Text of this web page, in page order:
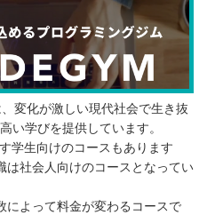
変化が激しい現代社会で生き抜
い学びを提供しています。
学生向けのコースもあります
は社会人向けのコースとなってい
によって料金が変わるコースで